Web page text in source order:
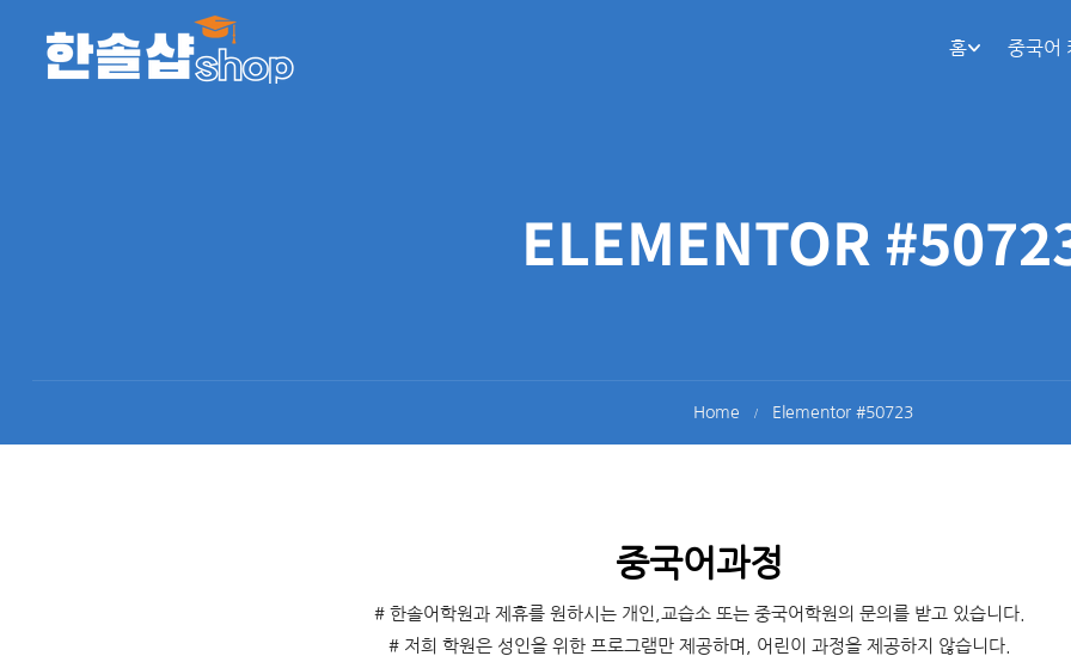
홈 중국어
ELEMENTOR
Home Elementor #50723
중국어과정
# 한솔어학원과 제휴를 원하시는 개인,교습소 또는 중국어학원의 문의를 받고 있습니다.
# 저희 학원은 성인을 위한 프로그램만 제공하며, 어린이 과정을 제공하지 않습니다.